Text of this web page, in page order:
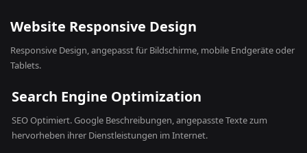
Website Responsive Design
Responsive Design, angepasst für Bildschirme, mobile Endgeräte oder
Tablets.
Search Engine Optimization
SEO Optimiert. Google Beschreibungen, angepasste Texte zum
hervorheben ihrer Dienstleistungen im Internet.